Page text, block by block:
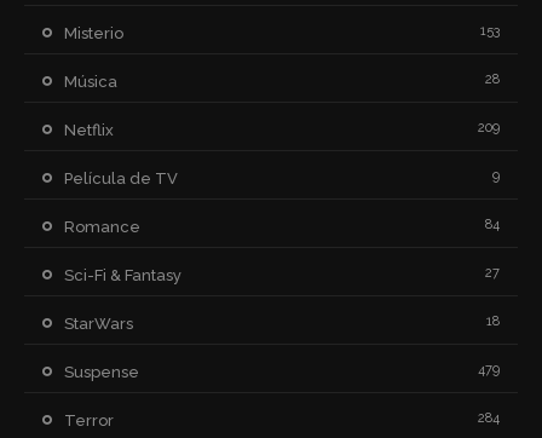
Misterio 153
Música 28
Netflix 209
Película de TV 9
Romance 84
Sci-Fi & Fantasy 27
StarWars 18
Suspense 479
Terror 284